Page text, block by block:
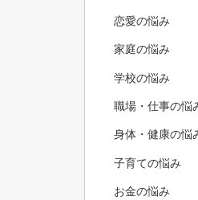
恋愛の悩み
家庭の悩み
学校の悩み
職場・仕事の悩
身体・健康の悩
子育ての悩み
お金の悩み